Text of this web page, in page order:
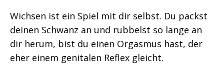
Wichsen ist ein Spiel mit dir selbst. Du packst
deinen Schwanz an und rubbelst so lange an
dir herum, bist du einen Orgasmus hast, der
eher einem genitalen Reflex gleicht.